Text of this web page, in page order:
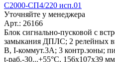
С2000-СП4/220 исп.01
Уточняйте у менеджера
Арт.: 26166
Блок сигнально-пусковой с
замыкания ДПЛС; 2 релейных
В, I-коммут.3А; 3 контр.зоны;
t-раб.-30...+55°C, 156х107х39 мм